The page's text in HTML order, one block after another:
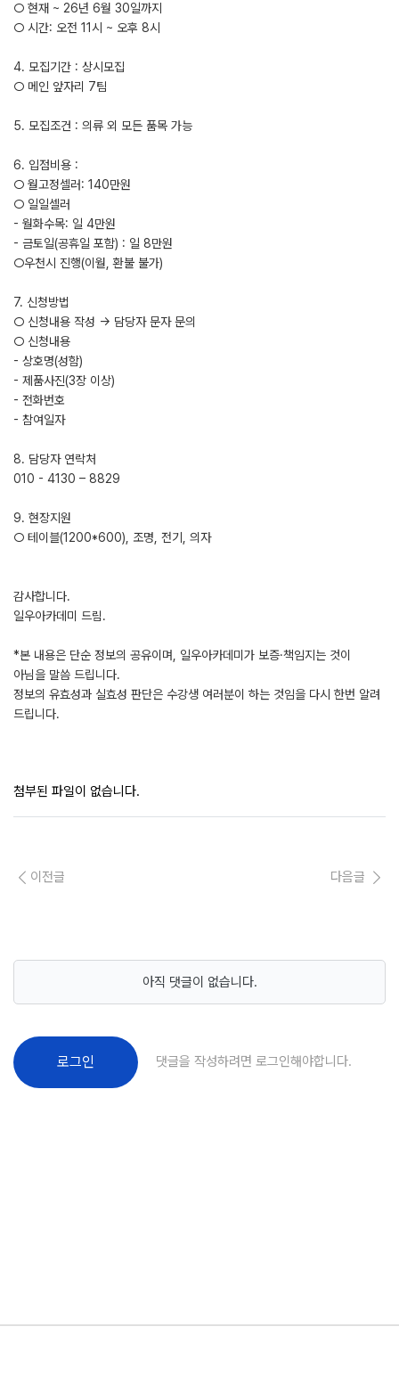
○ 현재 ~ 26년 6월 30일까지
○ 시간: 오전 11시 ~ 오후 8시
4. 모집기간 : 상시모집
○ 메인 앞자리 7팀
5. 모집조건 : 의류 외 모든 품목 가능
6. 입점비용 :
○ 월고정셀러: 140만원
○ 일일셀러
- 월화수목: 일 4만원
- 금토일(공휴일 포함) : 일 8만원
○우천시 진행(이월, 환불 불가)
7. 신청방법
○ 신청내용 작성 → 담당자 문자 문의
○ 신청내용
- 상호명(성함)
- 제품사진(3장 이상)
- 전화번호
- 참여일자
8. 담당자 연락처
010 - 4130 – 8829
9. 현장지원
○ 테이블(1200*600), 조명, 전기, 의자
감사합니다.
일우아카데미 드림.
*본 내용은 단순 정보의 공유이며, 일우아카데미가 보증·책임지는 것이
아님을 말씀 드립니다.
정보의 유효성과 실효성 판단은 수강생 여러분이 하는 것임을 다시 한번 알려
드립니다.
첨부된 파일이 없습니다.
이전글 다음글
아직 댓글이 없습니다.
로그인 댓글을 작성하려면 로그인해야합니다.